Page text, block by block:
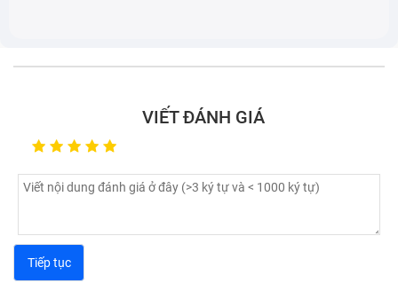
VIẾT ĐÁNH GIÁ